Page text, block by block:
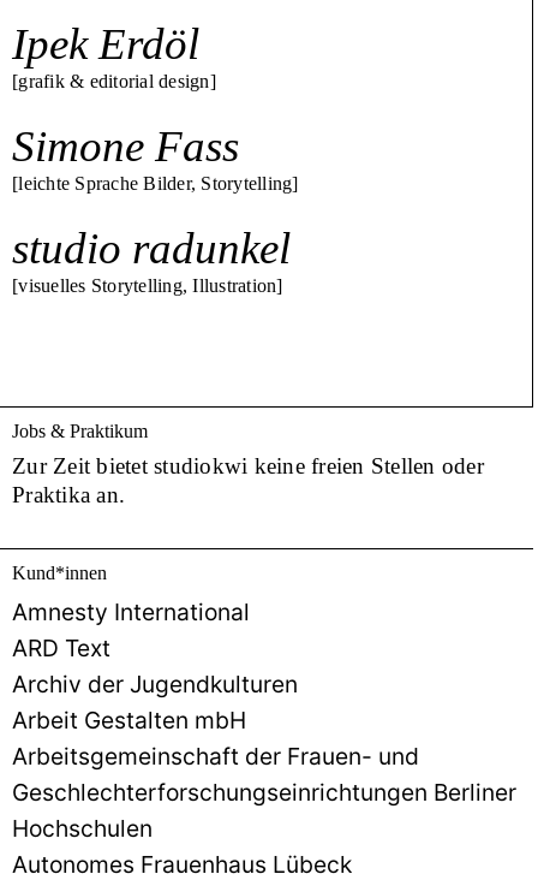
Ipek Erdöl
[grafik & editorial design]
Simone Fass
[leichte Sprache Bilder, Storytelling]
studio radunkel
[visuelles Storytelling, Illustration]
Jobs & Praktikum
Zur Zeit bietet studiokwi keine freien Stellen oder
Praktika an.
Kund*innen
Amnesty International
ARD Text
Archiv der Jugendkulturen
Arbeit Gestalten mbH
Arbeitsgemeinschaft der Frauen- und
Geschlechterforschungseinrichtungen Berliner
Hochschulen
Autonomes Frauenhaus Lübeck